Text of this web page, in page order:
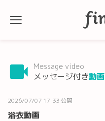
Message video
メッセージ付き動画
2026/07/07 17:33 公開
浴衣動画